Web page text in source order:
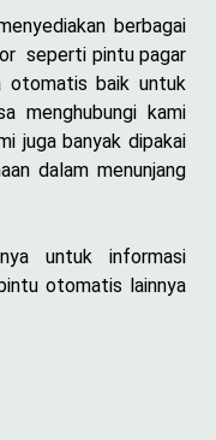
berbagai
seperti pintu pagar
otomatis baik untuk
menghubungi kami
juga banyak dipakai
dalam menunjang
untuk informasi
otomatis lainnya